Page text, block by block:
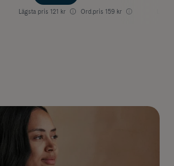
Lägsta pris 121 kr Ord.pris 159 kr